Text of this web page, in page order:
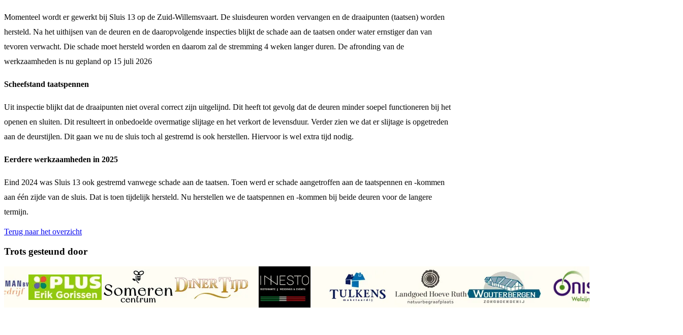
Momenteel wordt er gewerkt bij Sluis 13 op de Zuid-Willemsvaart. De sluisdeuren worden vervangen en de draaipunten (taatsen) worden
hersteld. Na het uithijsen van de deuren en de daaropvolgende inspecties blijkt de schade aan de taatsen onder water ernstiger dan van
tevoren verwacht. Die schade moet hersteld worden en daarom zal de stremming 4 weken langer duren. De afronding van de
werkzaamheden is nu gepland op 15 juli 2026
Scheefstand taatspennen
Uit inspectie blijkt dat de draaipunten niet overal correct zijn uitgelijnd. Dit heeft tot gevolg dat de deuren minder soepel functioneren bij het
openen en sluiten. Dit resulteert in onbedoelde overmatige slijtage en het verkort de levensduur. Verder zien we dat er slijtage is opgetreden
aan de deurstijlen. Dit gaan we nu de sluis toch al gestremd is ook herstellen. Hiervoor is wel extra tijd nodig.
Eerdere werkzaamheden in 2025
Eind 2024 was Sluis 13 ook gestremd vanwege schade aan de taatsen. Toen werd er schade aangetroffen aan de taatspennen en -kommen
aan één zijde van de sluis. Dat is toen tijdelijk hersteld. Nu herstellen we de taatspennen en -kommen bij beide deuren voor de langere
termijn.
Terug naar het overzicht
Trots gesteund door